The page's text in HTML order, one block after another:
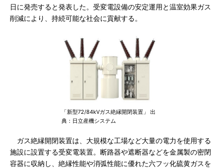
日に発売すると発表した。受変電設備の安定運用と温室効果ガス
削減により、持続可能な社会に貢献する。
「新型72/84kVガス絶縁開閉装置」 出
典：日立産機システム
ガス絶縁開閉装置は、大規模な工場など大量の電力を使用する
施設に設置する受変電装置。断路器や遮断器などを金属製の密閉
容器に収納し、絶縁性能や消弧性能に優れた六フッ化硫黄ガスを